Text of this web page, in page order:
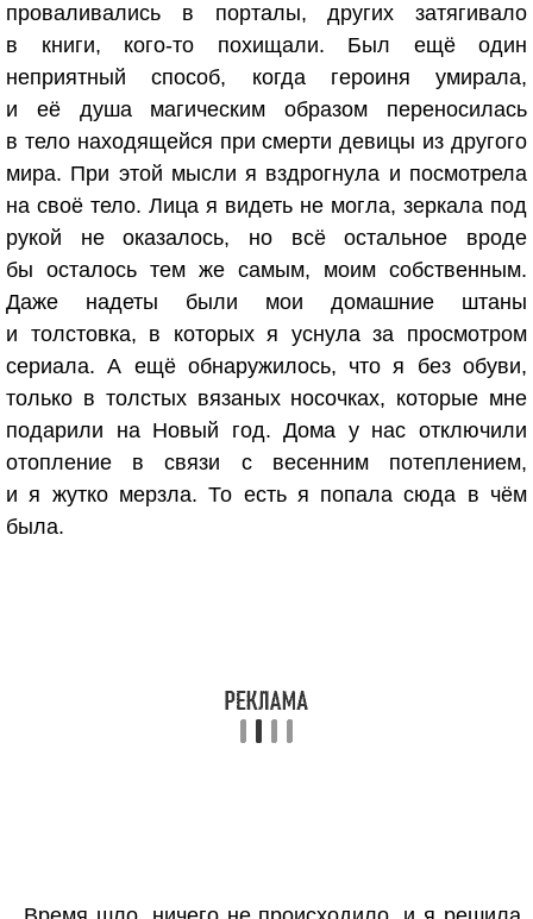
проваливались в порталы, других затягивало
в книги, кого-то похищали. Был ещё один
неприятный способ, когда героиня умирала,
и её душа магическим образом переносилась
в тело находящейся при смерти девицы из другого
мира. При этой мысли я вздрогнула и посмотрела
на своё тело. Лица я видеть не могла, зеркала под
рукой не оказалось, но всё остальное вроде
бы осталось тем же самым, моим собственным.
Даже надеты были мои домашние штаны
и толстовка, в которых я уснула за просмотром
сериала. А ещё обнаружилось, что я без обуви,
только в толстых вязаных носочках, которые мне
подарили на Новый год. Дома у нас отключили
отопление в связи с весенним потеплением,
и я жутко мерзла. То есть я попала сюда в чём
была.